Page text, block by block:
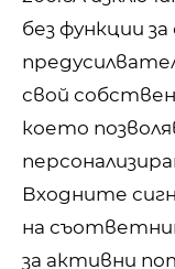
без функции
свой
което
Входните
на
за активни